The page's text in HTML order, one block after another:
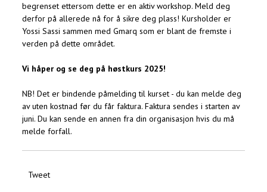
begrenset ettersom dette er en aktiv workshop. Meld deg
derfor på allerede nå for å sikre deg plass! Kursholder er
Yossi Sassi sammen med Gmarq som er blant de fremste i
verden på dette området.
Vi håper og se deg på høstkurs 2025!
NB! Det er bindende påmelding til kurset - du kan melde deg
av uten kostnad før du får faktura. Faktura sendes i starten av
juni. Du kan sende en annen fra din organisasjon hvis du må
melde forfall.
Tweet